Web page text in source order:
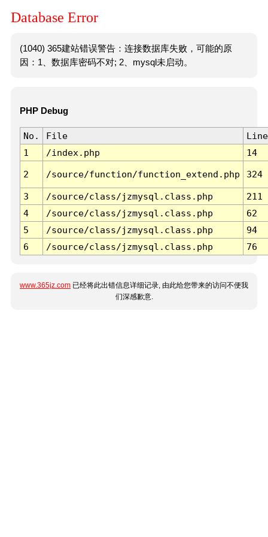
Database Error
(1040) 365建站错误警告：连接数据库失败，可能的原
因：1、数据库密码不对; 2、mysql未启动。
PHP Debug
No. File
Line
1
/index.php 14
2 /source/function/function_extend.php 324
3 /source/class/jzmysql.class.php
211
4
/source/class/jzmysql.class.php
62
5
/source/class/jzmysql.class.php
94
6
/source/class/jzmysql.class.php 76
www.365jz.com 已经将此出错信息详细记录, 由此给您带来的访问不便我
们深感歉意.